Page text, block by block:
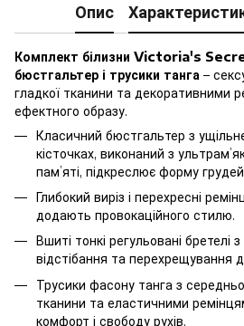
Опис
Комплект білизни Victoria's
бюстгальтер і трусики танга –
гладкої тканини та декоративними
ефектного образу.
Класичний бюстгальтер з
кісточках, виконаний з
пам’яті, підкреслює форму
Глибокий виріз і перехресні
додають провокаційного стилю.
Вшиті тонкі регульовані бретелі
відстібання та перехрещування
Трусики фасону танга з
тканини та еластичними
комфорт і свободу рухів.